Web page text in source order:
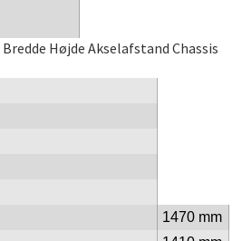
Bredde Højde Akselafstand Chassis
1470 mm